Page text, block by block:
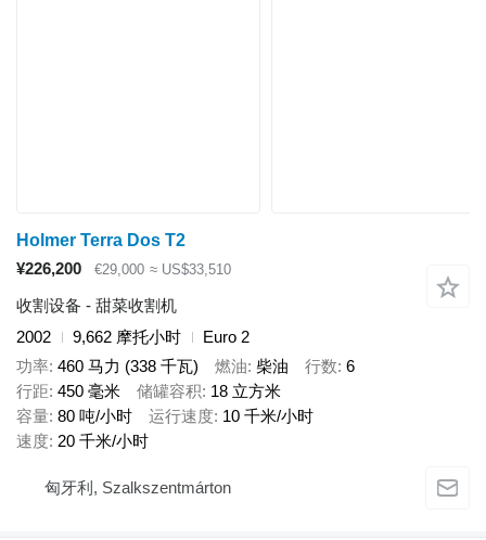
Holmer Terra Dos T2
¥226,200
€29,000 ≈ US$33,510
收割设备 - 甜菜收割机
2002
9,662 摩托小时
Euro 2
功率 460 马力 (338 千瓦) 燃油 柴油 行数 6
行距 450 毫米 储罐容积 18 立方米
容量 80 吨/小时 运行速度 10 千米/小时
速度 20 千米/小时
匈牙利, Szalkszentmárton